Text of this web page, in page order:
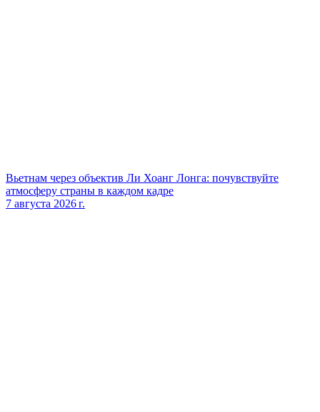
Вьетнам через объектив Ли Хоанг Лонга: почувствуйте
атмосферу страны в каждом кадре
7 августа 2026 г.